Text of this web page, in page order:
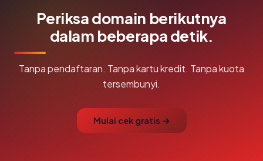
Periksa domain berikutnya
dalam beberapa detik.
Tanpa pendaftaran. Tanpa kartu kredit. Tanpa kuota
tersembunyi.
Mulai cek gratis →